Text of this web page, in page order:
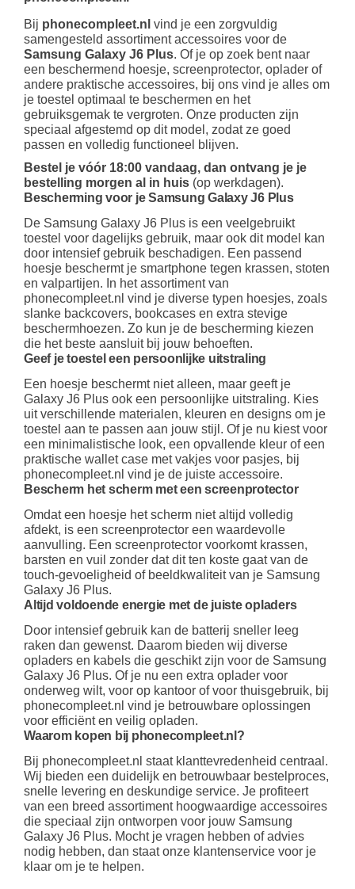
Bij phonecompleet.nl vind je een zorgvuldig
samengesteld assortiment accessoires voor de
Samsung Galaxy J6 Plus. Of je op zoek bent naar
een beschermend hoesje, screenprotector, oplader of
andere praktische accessoires, bij ons vind je alles om
je toestel optimaal te beschermen en het
gebruiksgemak te vergroten. Onze producten zijn
speciaal afgestemd op dit model, zodat ze goed
passen en volledig functioneel blijven.
Bestel je vóór 18:00 vandaag, dan ontvang je je
bestelling morgen al in huis (op werkdagen).
Bescherming voor je Samsung Galaxy J6 Plus
De Samsung Galaxy J6 Plus is een veelgebruikt
toestel voor dagelijks gebruik, maar ook dit model kan
door intensief gebruik beschadigen. Een passend
hoesje beschermt je smartphone tegen krassen, stoten
en valpartijen. In het assortiment van
phonecompleet.nl vind je diverse typen hoesjes, zoals
slanke backcovers, bookcases en extra stevige
beschermhoezen. Zo kun je de bescherming kiezen
die het beste aansluit bij jouw behoeften.
Geef je toestel een persoonlijke uitstraling
Een hoesje beschermt niet alleen, maar geeft je
Galaxy J6 Plus ook een persoonlijke uitstraling. Kies
uit verschillende materialen, kleuren en designs om je
toestel aan te passen aan jouw stijl. Of je nu kiest voor
een minimalistische look, een opvallende kleur of een
praktische wallet case met vakjes voor pasjes, bij
phonecompleet.nl vind je de juiste accessoire.
Bescherm het scherm met een screenprotector
Omdat een hoesje het scherm niet altijd volledig
afdekt, is een screenprotector een waardevolle
aanvulling. Een screenprotector voorkomt krassen,
barsten en vuil zonder dat dit ten koste gaat van de
touch-gevoeligheid of beeldkwaliteit van je Samsung
Galaxy J6 Plus.
Altijd voldoende energie met de juiste opladers
Door intensief gebruik kan de batterij sneller leeg
raken dan gewenst. Daarom bieden wij diverse
opladers en kabels die geschikt zijn voor de Samsung
Galaxy J6 Plus. Of je nu een extra oplader voor
onderweg wilt, voor op kantoor of voor thuisgebruik, bij
phonecompleet.nl vind je betrouwbare oplossingen
voor efficiënt en veilig opladen.
Waarom kopen bij phonecompleet.nl?
Bij phonecompleet.nl staat klanttevredenheid centraal.
Wij bieden een duidelijk en betrouwbaar bestelproces,
snelle levering en deskundige service. Je profiteert
van een breed assortiment hoogwaardige accessoires
die speciaal zijn ontworpen voor jouw Samsung
Galaxy J6 Plus. Mocht je vragen hebben of advies
nodig hebben, dan staat onze klantenservice voor je
klaar om je te helpen.